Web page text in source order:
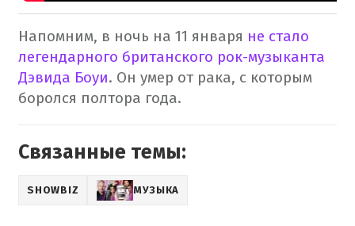
Напомним, в ночь на 11 января не стало
легендарного британского рок-музыканта
Дэвида Боуи. Он умер от рака, с которым
боролся полтора года.
Связанные темы:
SHOWBIZ МУЗЫКА